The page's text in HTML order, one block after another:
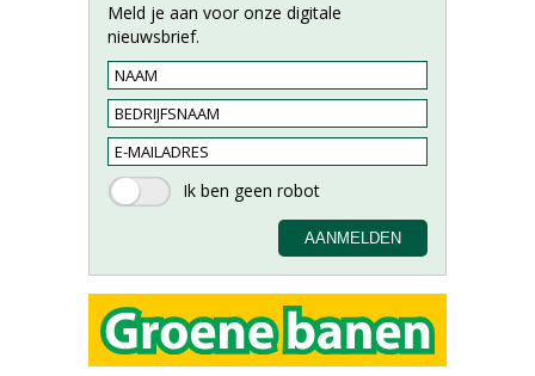
Meld je aan voor onze digitale
nieuwsbrief.